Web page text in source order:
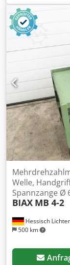
Schleifbock -
Spannung: 380 V
2800/1400 U/
Gewicht: 20 kg
Hessisch
500 km
Welle,
Spannzange Ø
BIAX MB 4-2